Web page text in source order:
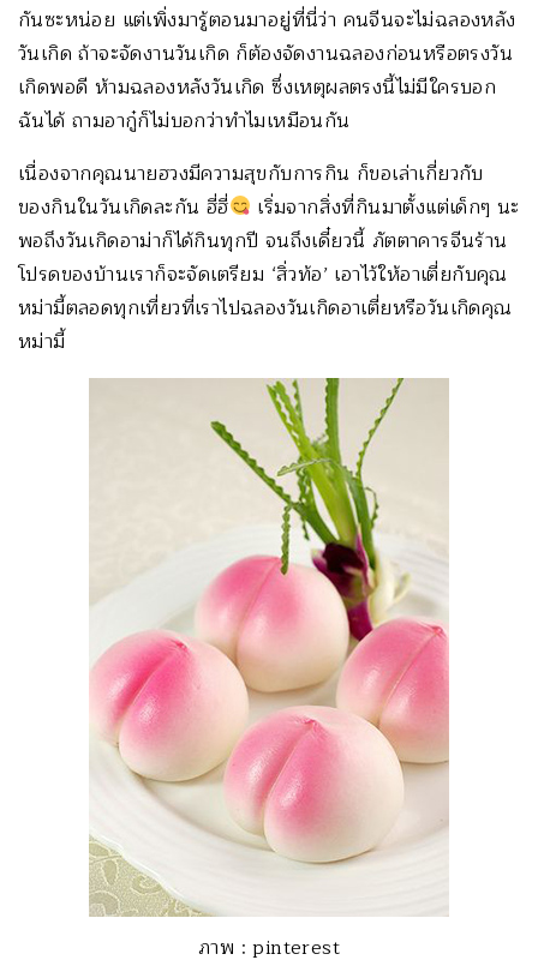
กันซะหน่อย แต่เพิ่งมารู้ตอนมาอยู่ที่นี่ว่า คนจีนจะไม่ฉลองหลัง
วันเกิด ถ้าจะจัดงานวันเกิด ก็ต้องจัดงานฉลองก่อนหรือตรงวัน
เกิดพอดี ห้ามฉลองหลังวันเกิด ซึ่งเหตุผลตรงนี้ไม่มีใครบอก
ฉันได้ ถามอากู๋ก็ไม่บอกว่าทำไมเหมือนกัน
เนื่องจากคุณนายฮวงมีความสุขกับการกิน ก็ขอเล่าเกี่ยวกับ
ของกินในวันเกิดละกัน ฮี่ฮี่
เริ่มจากสิ่งที่กินมาตั้งแต่เด็กๆ นะ
พอถึงวันเกิดอาม่าก็ได้กินทุกปี จนถึงเดี๋ยวนี้ ภัตตาคารจีนร้าน
โปรดของบ้านเราก็จะจัดเตรียม ‘สิ่วท้อ’ เอาไว้ให้อาเตี่ยกับคุณ
หม่ามี้ตลอดทุกเที่ยวที่เราไปฉลองวันเกิดอาเตี่ยหรือวันเกิดคุณ
หม่ามี้
ภาพ : pinterest